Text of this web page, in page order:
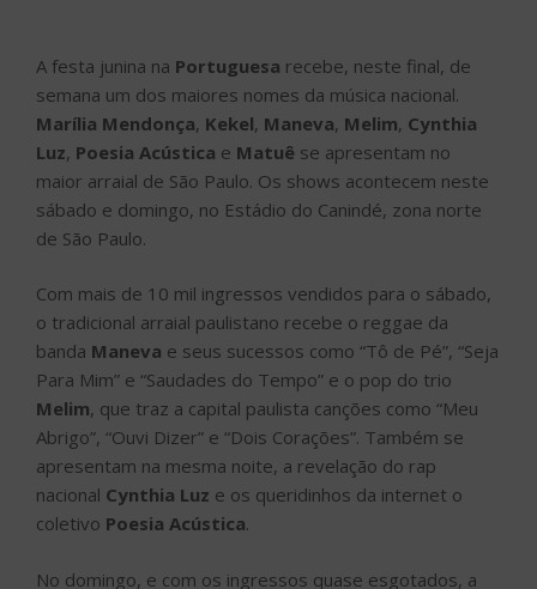
A festa junina na Portuguesa recebe, neste final, de
semana um dos maiores nomes da música nacional.
Marília Mendonça, Kekel, Maneva, Melim, Cynthia
Luz, Poesia Acústica e Matuê se apresentam no
maior arraial de São Paulo. Os shows acontecem neste
sábado e domingo, no Estádio do Canindé, zona norte
de São Paulo.
Com mais de 10 mil ingressos vendidos para o sábado,
o tradicional arraial paulistano recebe o reggae da
banda Maneva e seus sucessos como “Tô de Pé”, “Seja
Para Mim” e “Saudades do Tempo” e o pop do trio
Melim, que traz a capital paulista canções como “Meu
Abrigo”, “Ouvi Dizer” e “Dois Corações”. Também se
apresentam na mesma noite, a revelação do rap
nacional Cynthia Luz e os queridinhos da internet o
coletivo Poesia Acústica.
No domingo, e com os ingressos quase esgotados, a